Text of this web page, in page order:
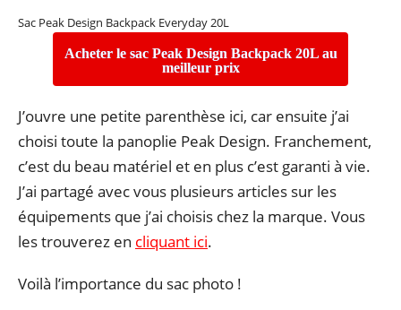
Sac Peak Design Backpack Everyday 20L
Acheter le sac Peak Design Backpack 20L au
meilleur prix
J’ouvre une petite parenthèse ici, car ensuite j’ai
choisi toute la panoplie Peak Design. Franchement,
c’est du beau matériel et en plus c’est garanti à vie.
J’ai partagé avec vous plusieurs articles sur les
équipements que j’ai choisis chez la marque. Vous
les trouverez en cliquant ici.
Voilà l’importance du sac photo !